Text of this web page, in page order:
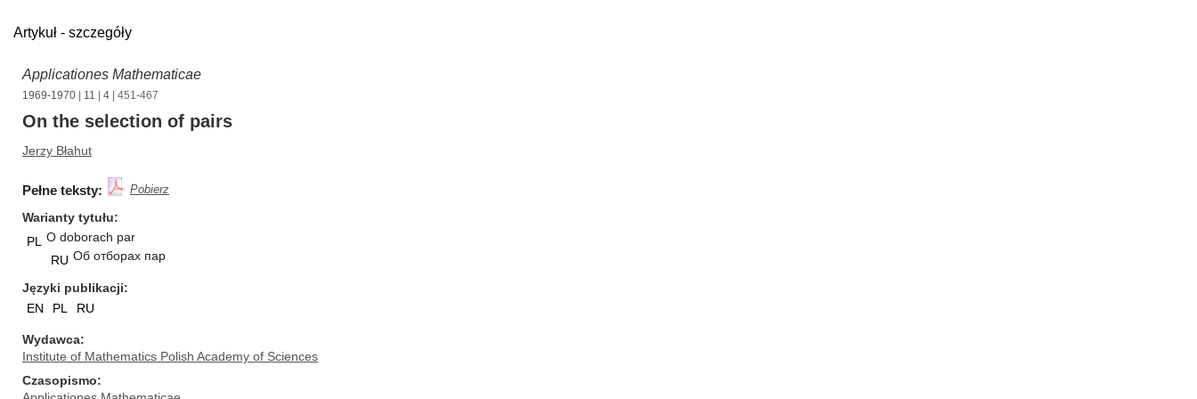
Artykuł - szczegóły
Applicationes Mathematicae
1969-1970 11 4 | 451-467
On the selection of pairs
Jerzy Błahut
Pełne teksty: Pobierz
Warianty tytułu
PL
O doborach par
RU Об отборах пар
Języki publikacji
EN
PL RU
Wydawca
Institute of Mathematics Polish Academy of Sciences
Czasopismo